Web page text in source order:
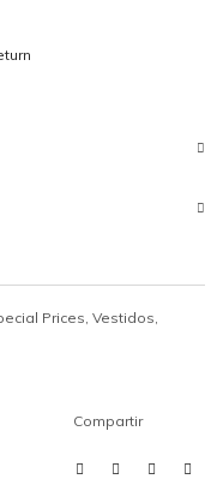
Prices, Vestidos,
Compartir